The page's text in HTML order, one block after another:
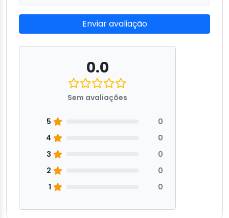
Enviar avaliação
0.0
Sem avaliações
5
0
4
0
3
0
2
0
1
0